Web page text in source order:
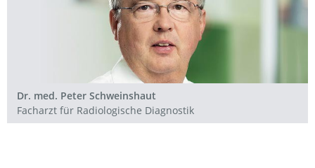
Dr. med. Peter Schweinshaut
Facharzt für Radiologische Diagnostik